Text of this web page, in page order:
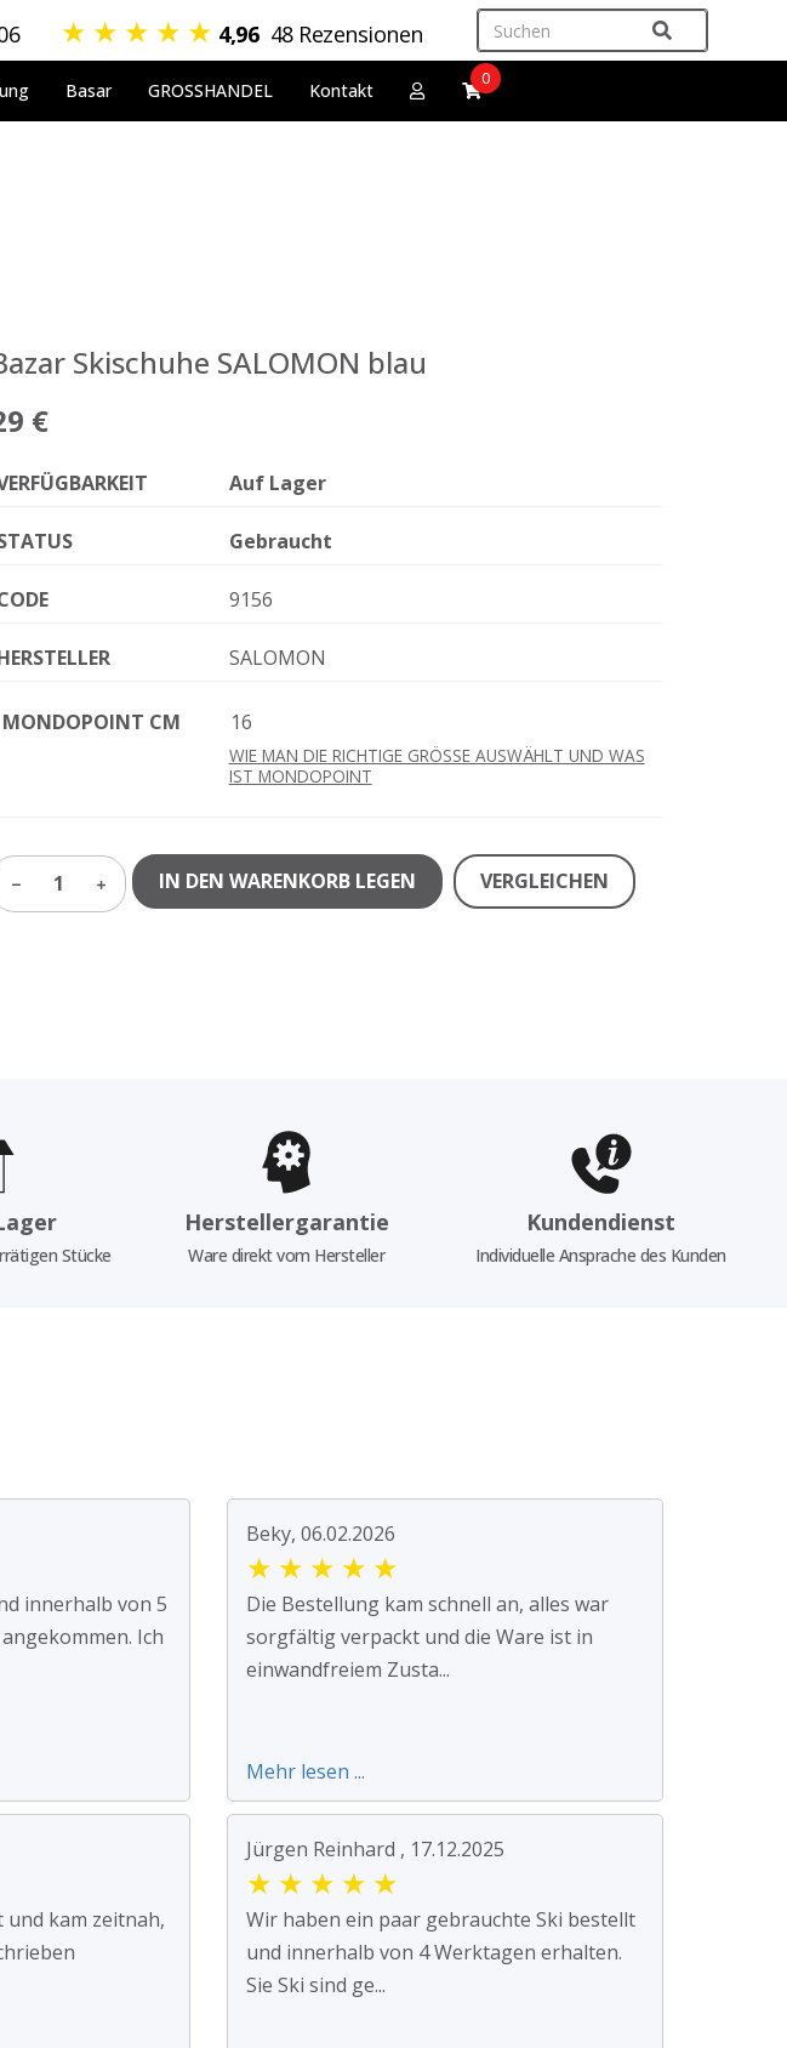
★ ★ ★ ★ ★ 4,96 48 Rezensionen
Basar GROSSHANDEL Kontakt
0
Skischuhe SALOMON blau
€
Auf Lager
Gebraucht
9156
SALOMON
MONDOPOINT CM 16
WIE MAN DIE RICHTIGE GRÖSSE AUSWÄHLT UND WAS
IST MONDOPOINT
1 IN DEN WARENKORB LEGEN VERGLEICHEN
Stücke
Herstellergarantie
Ware direkt vom Hersteller
Kundendienst
Individuelle Ansprache des Kunden
innerhalb von 5
Ich
Beky, 06.02.2026
★ ★ ★ ★ ★
Die Bestellung kam schnell an, alles war
sorgfältig verpackt und die Ware ist in
einwandfreiem Zusta...
Mehr lesen ...
kam zeitnah,
Jürgen Reinhard , 17.12.2025
★ ★ ★ ★ ★
Wir haben ein paar gebrauchte Ski bestellt
und innerhalb von 4 Werktagen erhalten.
Sie Ski sind ge...